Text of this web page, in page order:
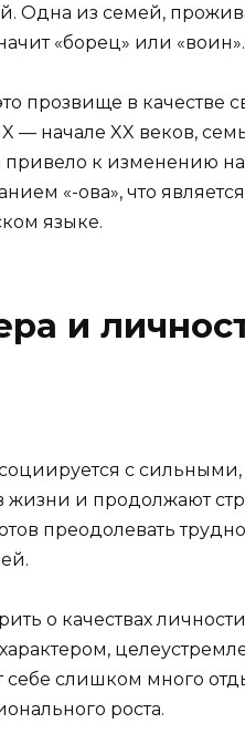
Одна из семей,
«борец» или «воин».
прозвище в качестве
— начале XX веков,
привело к изменению
«-ова», что
языке.
и
с
и продолжают
преодолевать
о качествах
слишком много
роста.